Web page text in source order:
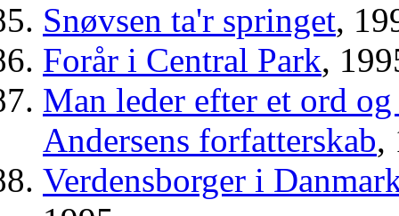
Snøvsen ta'r springet,
Forår i Central Park,
Man leder efter et ord
Andersens forfatterskab,
Verdensborger i